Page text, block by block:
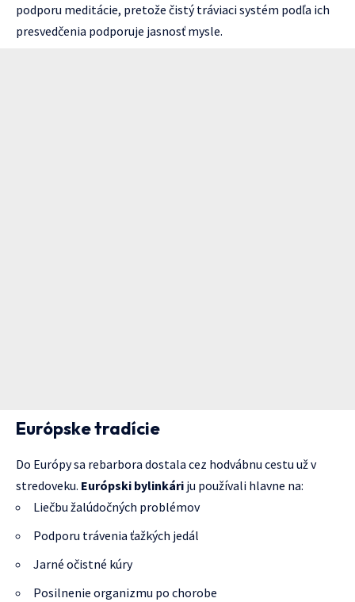
podporu meditácie, pretože čistý tráviaci systém podľa ich
presvedčenia podporuje jasnosť mysle.
Európske tradície
Do Európy sa rebarbora dostala cez hodvábnu cestu už v
stredoveku. Európski bylinkári ju používali hlavne na:
Liečbu žalúdočných problémov
Podporu trávenia ťažkých jedál
Jarné očistné kúry
Posilnenie organizmu po chorobe